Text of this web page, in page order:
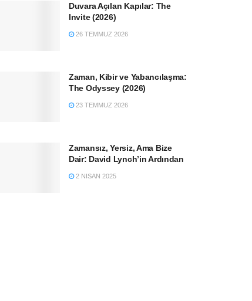
Duvara Açılan Kapılar: The
Invite (2026)
26 TEMMUZ 2026
Zaman, Kibir ve Yabancılaşma:
The Odyssey (2026)
23 TEMMUZ 2026
Zamansız, Yersiz, Ama Bize
Dair: David Lynch’in Ardından
2 NISAN 2025